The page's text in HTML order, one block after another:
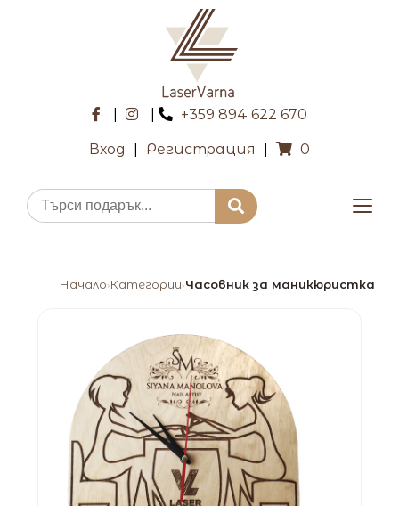
+359 894 622 670
Вход Регистрация 0
Начало›Категории›Часовник за маникюристка